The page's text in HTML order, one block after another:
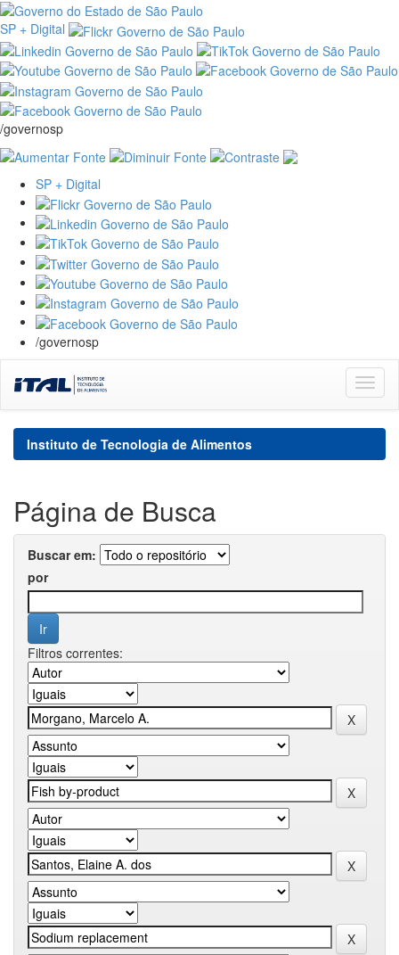
SP + Digital
/governosp
SP + Digital
/governosp
navigation
Instituto de Tecnologia de Alimentos
Página de Busca
Buscar em:
por
Filtros correntes: